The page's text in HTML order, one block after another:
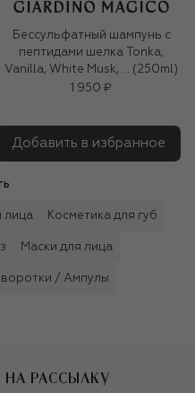
Бессульфатный шампунь с
пептидами шелка Tonka,
Vanilla, White Musk, … (250ml)
1 950 ₽
Добавить в избранное
лица Косметика для губ
Маски для лица
/ Ампулы
РАССЫЛКУ